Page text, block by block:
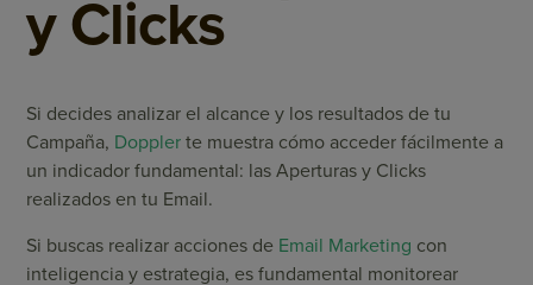
y Clicks
Si decides analizar el alcance y los resultados de tu
Campaña, Doppler te muestra cómo acceder fácilmente a
un indicador fundamental: las Aperturas y Clicks
realizados en tu Email.
Si buscas realizar acciones de Email Marketing con
inteligencia y estrategia, es fundamental monitorear